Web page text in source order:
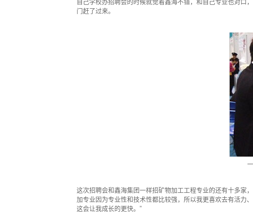
自己学校办招聘会的时候就觉着鑫海不错，和自己专业也对口
门赶了过来。
这次招聘会和鑫海集团一样招矿物加工工程专业的还有十多家
加专业因为专业性和技术性都比较强，所以我更喜欢去有活力
这会让我成长的更快。”